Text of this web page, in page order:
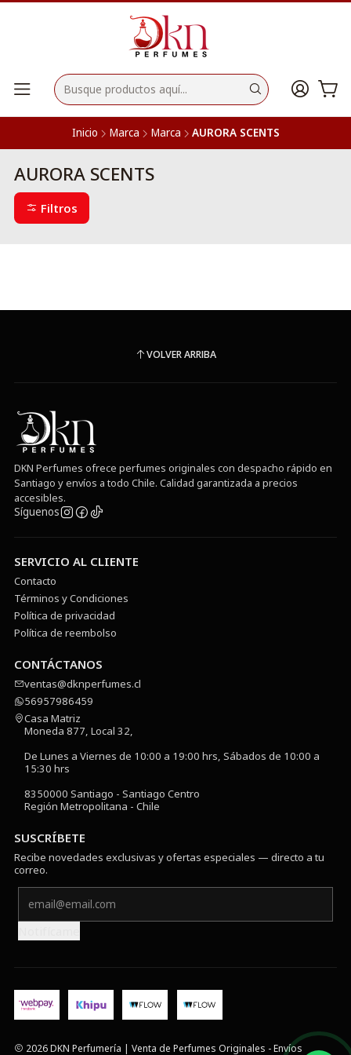
Inicio Marca Marca AURORA SCENTS
AURORA SCENTS
Filtros
VOLVER ARRIBA
DKN Perfumes ofrece perfumes originales con despacho rápido en
Santiago y envíos a todo Chile. Calidad garantizada a precios
accesibles.
Síguenos
SERVICIO AL CLIENTE
Contacto
Términos y Condiciones
Política de privacidad
Política de reembolso
CONTÁCTANOS
ventas@dknperfumes.cl
56957986459
Casa Matriz
Moneda 877, Local 32,
De Lunes a Viernes de 10:00 a 19:00 hrs, Sábados de 10:00 a
15:30 hrs
8350000 Santiago - Santiago Centro
Región Metropolitana - Chile
SUSCRÍBETE
Recibe novedades exclusivas y ofertas especiales — directo a tu
correo.
2026 DKN Perfumería | Venta de Perfumes Originales - Envíos